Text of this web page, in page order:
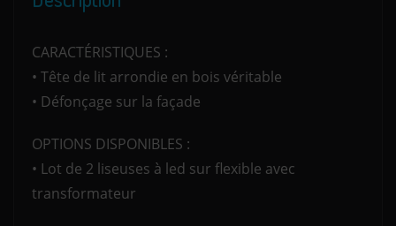
CARACTÉRISTIQUES :
• Tête de lit arrondie en bois véritable
• Défonçage sur la façade
OPTIONS DISPONIBLES :
• Lot de 2 liseuses à led sur flexible avec
transformateur